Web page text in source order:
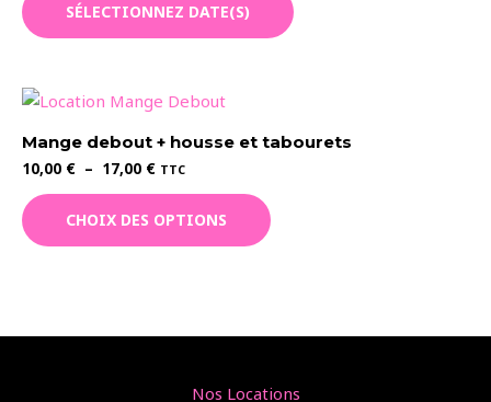
SÉLECTIONNEZ DATE(S)
Mange debout + housse et tabourets
10,00 € – 17,00 €Plage
10,00 €
à
TTC
CHOIX DES OPTIONS
produit
Les
peuvent
Nos Locations